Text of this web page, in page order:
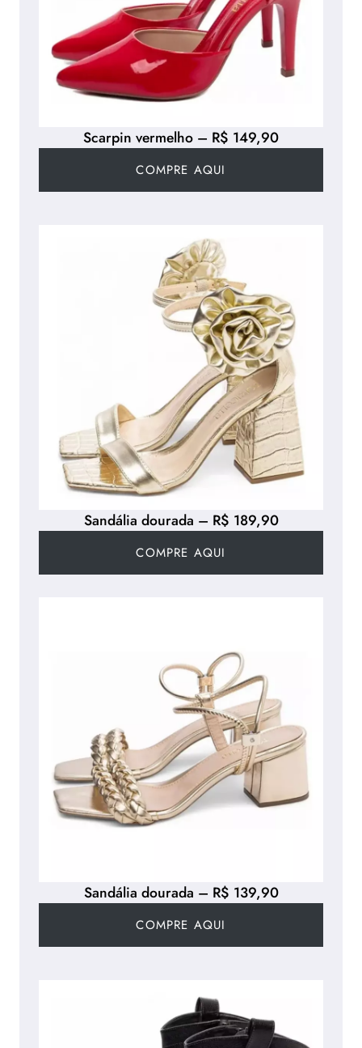
Sandália dourada – R$ 189,90
COMPRE AQUI
Scarpin vermelho – R$ 149,90
COMPRE AQUI
Sandália dourada – R$ 139,90
COMPRE AQUI